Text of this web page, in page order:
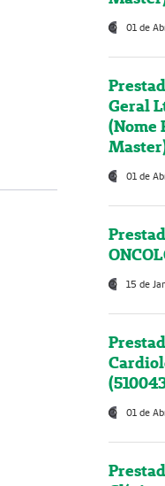
01 de
Geral
(Nome
01 de
15 de
01 de